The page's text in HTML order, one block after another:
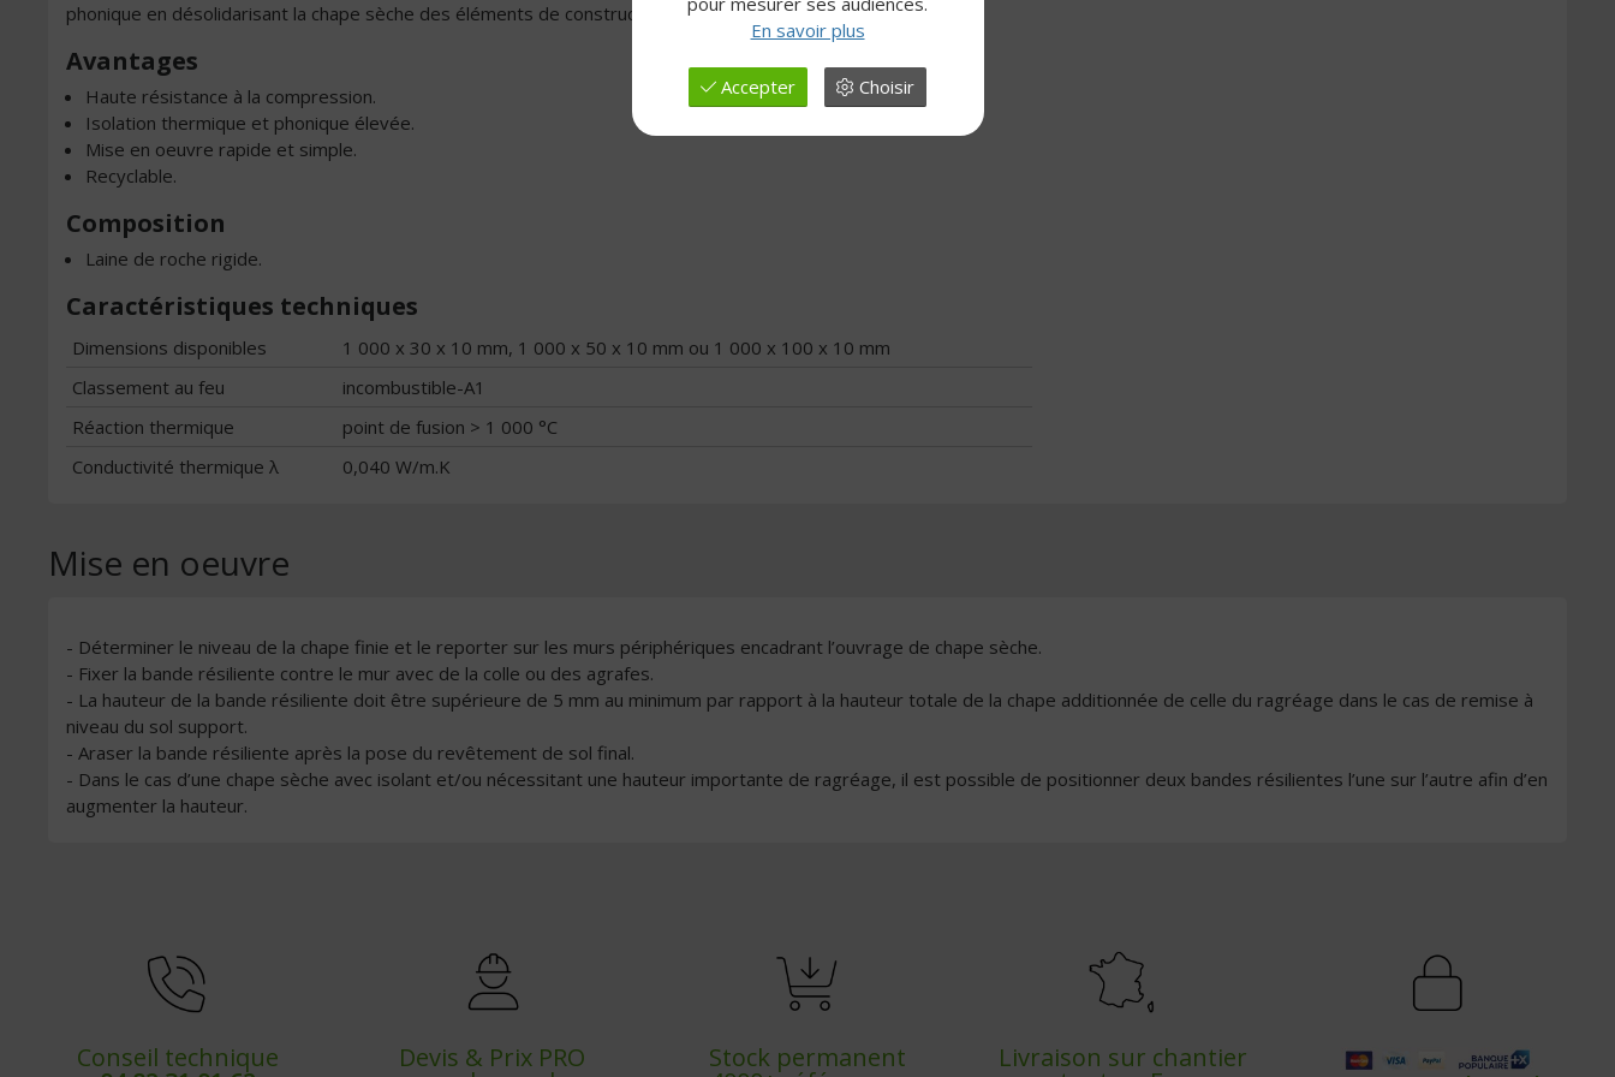
phonique en désolidarisant la chape sèche des éléments de construction avoisinants.
Avantages
Haute résistance à la compression.
Isolation thermique et phonique élevée.
Mise en oeuvre rapide et simple.
Recyclable.
Composition
Laine de roche rigide.
Caractéristiques techniques
Dimensions disponibles
1 000 x 30 x 10 mm, 1 000 x 50 x 10 mm ou 1 000 x 100 x 10 mm
Classement au feu
incombustible-A1
Réaction thermique
point de fusion > 1 000 °C
Conductivité thermique λ
0,040 W/m.K
Mise en oeuvre
- Déterminer le niveau de la chape finie et le reporter sur les murs périphériques encadrant l’ouvrage de chape sèche.
- Fixer la bande résiliente contre le mur avec de la colle ou des agrafes.
- La hauteur de la bande résiliente doit être supérieure de 5 mm au minimum par rapport à la hauteur totale de la chape additionnée de celle du ragréage dans le cas de remise à
niveau du sol support.
- Araser la bande résiliente après la pose du revêtement de sol final.
- Dans le cas d’une chape sèche avec isolant et/ou nécessitant une hauteur importante de ragréage, il est possible de positionner deux bandes résilientes l’une sur l’autre afin d’en
augmenter la hauteur.
Conseil technique Devis & Prix PRO Stock permanent Livraison sur chantier
En savoir plus
Accepter Choisir